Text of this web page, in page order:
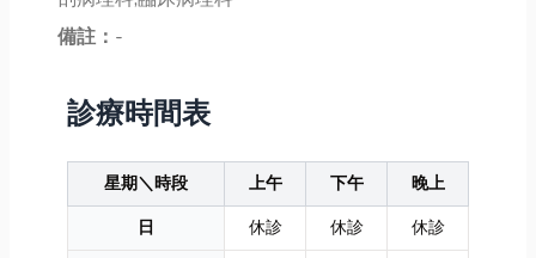
備註： -
診療時間表
星期＼時段 上午 下午
晚上
日
休診 休診
休診